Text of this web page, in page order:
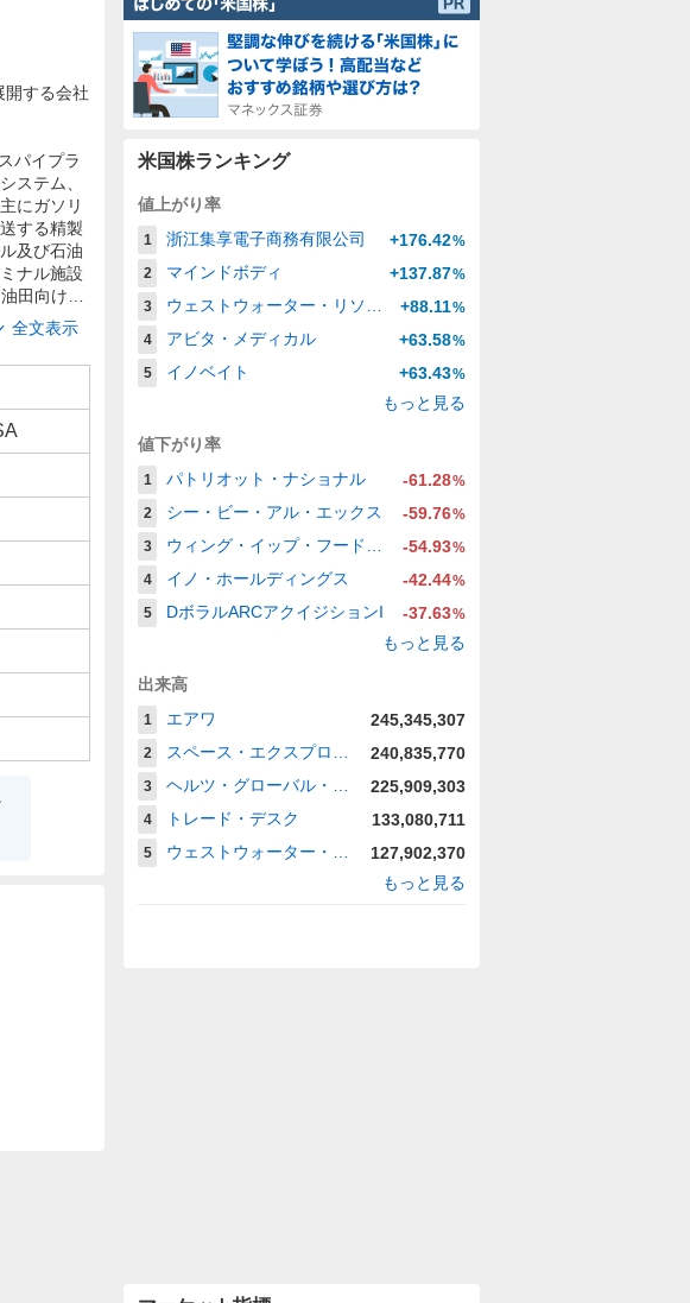
する会社
パイプラ
ステム、
にガソリ
する精製
及び石油
ナル施設
田向けに
全文表示
米国株ランキング
値上がり率
1 浙江集享電子商務有限公司 +176.42%
2
マインドボディ +137.87%
3
ウェストウォーター・リソーシズ +88.11%
4
アビタ・メディカル +63.58%
5
イノベイト +63.43%
もっと見る
値下がり率
1 パトリオット・ナショナル -61.28%
2
シー・ビー・アル・エックス -59.76%
3
ウィング・イップ・フード・ホールディングス・グループ -54.93%
4
イノ・ホールディングス -42.44%
5
DボラルARCアクイジションI -37.63%
もっと見る
出来高
1 エアワ 245,345,307
2 スペース・エクスプロレーション・テクノロジーズ 240,835,770
3 ヘルツ・グローバル・ホールディングス 225,909,303
4 トレード・デスク 133,080,711
5 ウェストウォーター・リソーシズ
127,902,370
もっと見る